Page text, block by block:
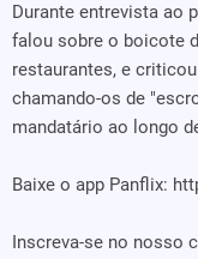
Durante entrevista ao
falou sobre o boicote
restaurantes, e
chamando-os de
mandatário ao longo
Baixe o app Panflix:
Inscreva-se no nosso